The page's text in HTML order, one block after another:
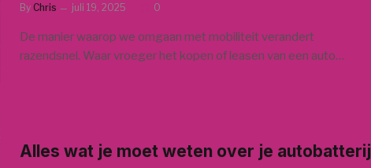
By Chris juli 19, 2025 0
De manier waarop we omgaan met mobiliteit verandert
razendsnel. Waar vroeger het kopen of leasen van een auto…
Alles wat je moet weten over je autobatterij